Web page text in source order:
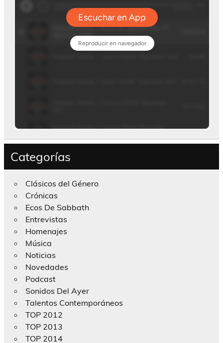
Categorías
Clásicos del Género
Crónicas
Ecos De Sabbath
Entrevistas
Homenajes
Música
Noticias
Novedades
Podcast
Sonidos Del Ayer
Talentos Contemporáneos
TOP 2012
TOP 2013
TOP 2014